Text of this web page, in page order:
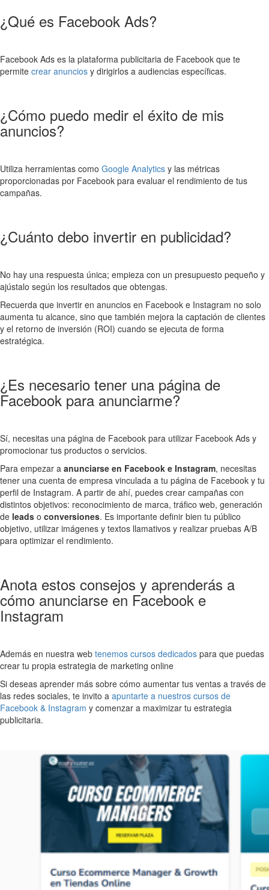
¿Qué es Facebook Ads?
Facebook Ads es la plataforma publicitaria de Facebook que te
permite crear anuncios y dirigirlos a audiencias específicas.
¿Cómo puedo medir el éxito de mis
anuncios?
Utiliza herramientas como Google Analytics y las métricas
proporcionadas por Facebook para evaluar el rendimiento de tus
campañas.
¿Cuánto debo invertir en publicidad?
No hay una respuesta única; empieza con un presupuesto pequeño y
ajústalo según los resultados que obtengas.
Recuerda que invertir en anuncios en Facebook e Instagram no solo
aumenta tu alcance, sino que también mejora la captación de clientes
y el retorno de inversión (ROI) cuando se ejecuta de forma
estratégica.
¿Es necesario tener una página de
Facebook para anunciarme?
Sí, necesitas una página de Facebook para utilizar Facebook Ads y
promocionar tus productos o servicios.
Para empezar a anunciarse en Facebook e Instagram, necesitas
tener una cuenta de empresa vinculada a tu página de Facebook y tu
perfil de Instagram. A partir de ahí, puedes crear campañas con
distintos objetivos: reconocimiento de marca, tráfico web, generación
de leads o conversiones. Es importante definir bien tu público
objetivo, utilizar imágenes y textos llamativos y realizar pruebas A/B
para optimizar el rendimiento.
Anota estos consejos y aprenderás a
cómo anunciarse en Facebook e
Instagram
Además en nuestra web tenemos cursos dedicados para que puedas
crear tu propia estrategia de marketing online
Si deseas aprender más sobre cómo aumentar tus ventas a través de
las redes sociales, te invito a apuntarte a nuestros cursos de
Facebook & Instagram y comenzar a maximizar tu estrategia
publicitaria.